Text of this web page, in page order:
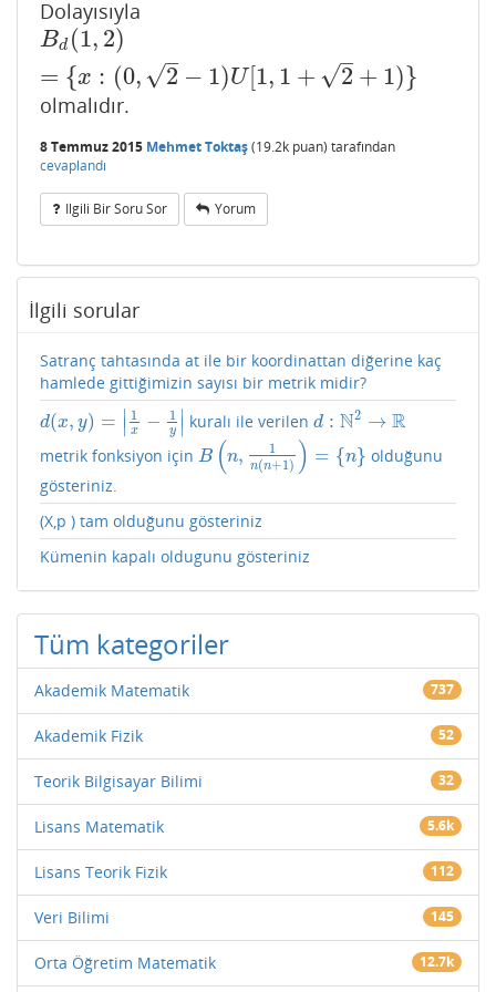
Dolayısıyla
Bd (1, 2)
= {x : (0, 2
–
√ − 1)U[ 1, 1 + 2
–
√ + 1)}
Bd(1,2 ={x
olmalıdır.
8 Temmuz 2015 Mehmet Toktaş(19.2k puan) tarafından
cevaplandı
Ilgili Bir Soru Sor Yorum
İlgili sorular
Satranç tahtasında at ile bir koordinattan diğerine kaç
hamlede gittiğimizin sayısı bir metrik midir?
d(x, y) = ∣∣ 1
x − 1
y
∣∣
d(x,y =| 1x− 1 y| kuralı ile verilend : N2 → R
d N2→ R
metrik fonksiyon için B (n, 1
n(n+1) ) = {n}
B( n 1n n+1))={ n
olduğunu
gösteriniz.
(X,p ) tam olduğunu gösteriniz
Kümenin kapalı oldugunu gösteriniz
Tüm kategoriler
Akademik Matematik 737
Akademik Fizik 52
Teorik Bilgisayar Bilimi 32
Lisans Matematik 5.6k
Lisans Teorik Fizik 112
Veri Bilimi 145
Orta Öğretim Matematik 12.7k